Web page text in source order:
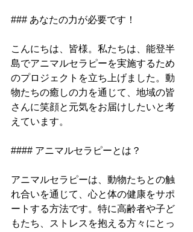
### あなたの力が必要です！
こんにちは、皆様。私たちは、能登半
島でアニマルセラピーを実施するため
のプロジェクトを立ち上げました。動
物たちの癒しの力を通じて、地域の皆
さんに笑顔と元気をお届けしたいと考
えています。
#### アニマルセラピーとは？
アニマルセラピーは、動物たちとの触
れ合いを通じて、心と体の健康をサポ
ートする方法です。特に高齢者や子ど
もたち、ストレスを抱える方々にとっ